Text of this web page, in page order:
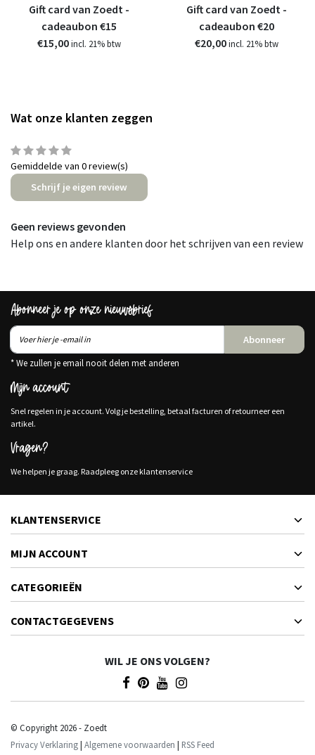
Gift card van Zoedt -
cadeaubon €15
€15,00 incl. 21% btw
Gift card van Zoedt -
cadeaubon €20
€20,00 incl. 21% btw
Wat onze klanten zeggen
Gemiddelde van 0 review(s)
Schrijf je eigen review
Geen reviews gevonden
Help ons en andere klanten door het schrijven van een review
Abonneer je op onze nieuwsbrief
Abonneer
* We zullen je email nooit delen met anderen
Mijn account
Snel regelen in je account. Volg je bestelling, betaal facturen of retourneer een
artikel.
Vragen?
We helpen je graag. Raadpleeg onze klantenservice
KLANTENSERVICE
MIJN ACCOUNT
CATEGORIEËN
CONTACTGEGEVENS
WIL JE ONS VOLGEN?
© Copyright 2026 - Zoedt
Privacy Verklaring| Algemene voorwaarden | RSS Feed